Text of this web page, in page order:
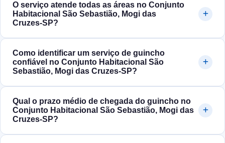
O serviço atende todas as áreas no Conjunto
Habitacional São Sebastião, Mogi das
Cruzes‑SP?
Como identificar um serviço de guincho
confiável no Conjunto Habitacional São
Sebastião, Mogi das Cruzes‑SP?
Qual o prazo médio de chegada do guincho no
Conjunto Habitacional São Sebastião, Mogi das
Cruzes‑SP?